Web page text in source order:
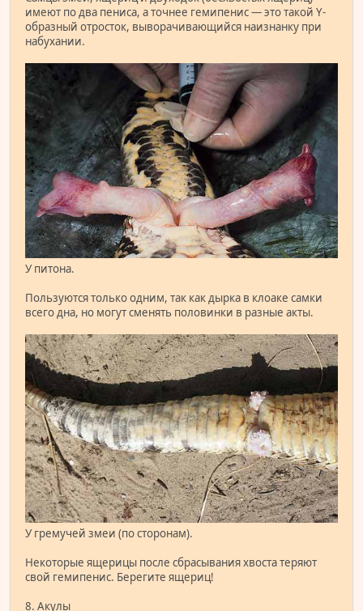
имеют по два пениса, а точнее гемипенис — это такой Y-
образный отросток, выворачивающийся наизнанку при
набухании.
У питона.
Пользуются только одним, так как дырка в клоаке самки
всего дна, но могут сменять половинки в разные акты.
У гремучей змеи (по сторонам).
Некоторые ящерицы после сбрасывания хвоста теряют
свой гемипенис. Берегите ящериц!
8. Акулы